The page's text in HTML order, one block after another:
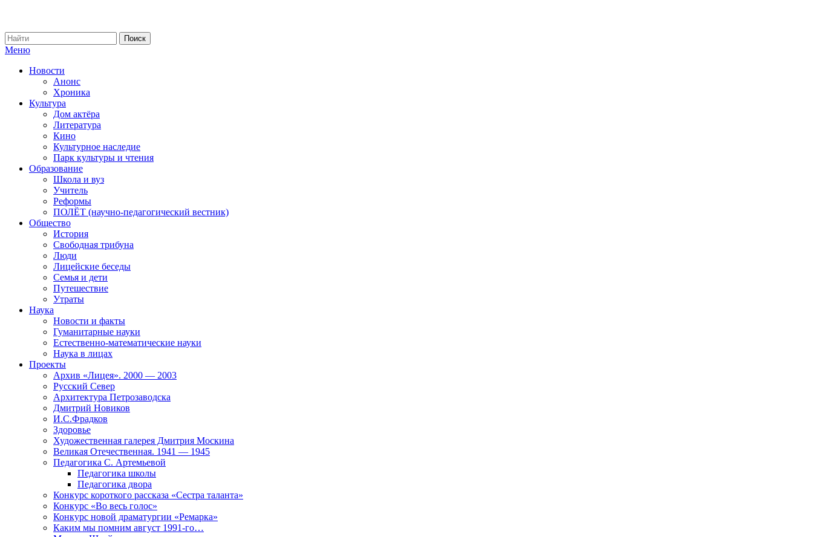
Меню
Новости
Анонс
Хроника
Культура
Дом актёра
Литература
Кино
Культурное наследие
Парк культуры и чтения
Образование
Школа и вуз
Учитель
Реформы
ПОЛЁТ (научно-педагогический вестник)
Общество
История
Свободная трибуна
Люди
Лицейские беседы
Семья и дети
Путешествие
Утраты
Наука
Новости и факты
Гуманитарные науки
Естественно-математические науки
Наука в лицах
Проекты
Архив «Лицея». 2000 — 2003
Русский Север
Архитектура Петрозаводска
Дмитрий Новиков
И.С.Фрадков
Здоровье
Художественная галерея Дмитрия Москина
Великая Отечественная. 1941 — 1945
Педагогика С. Артемьевой
Педагогика школы
Педагогика двора
Конкурс короткого рассказа «Сестра таланта»
Конкурс «Во весь голос»
Конкурс новой драматургии «Ремарка»
Каким мы помним август 1991-го…